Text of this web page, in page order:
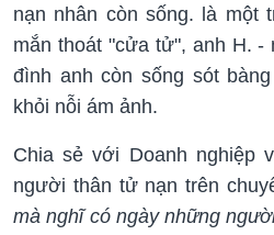
nạn nhân còn sống. là một
mắn thoát "cửa tử", anh H.
đình anh còn sống sót
khỏi nỗi ám ảnh.
Chia sẻ với Doanh nghiệp
người thân tử nạn trên
mà nghĩ có ngày những